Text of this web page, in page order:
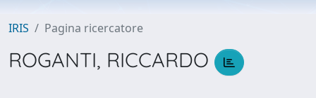
IRIS Pagina ricercatore
ROGANTI, RICCARDO